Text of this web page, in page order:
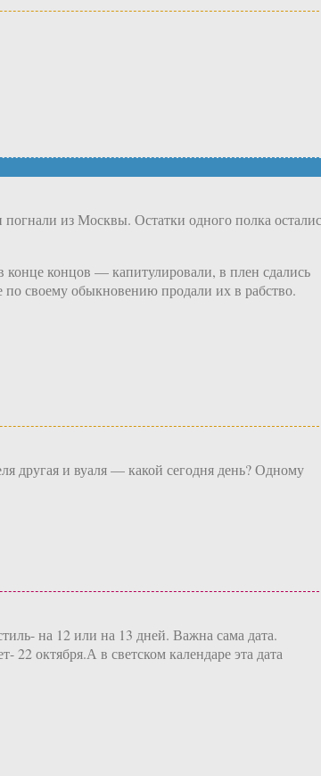
из Москвы. Остатки одного полка
концов — капитулировали, в плен сдались
своему обыкновению продали их в рабство.
другая и вуаля — какой сегодня день? Одному
на 12 или на 13 дней. Важна сама дата.
22 октября.А в светском календаре эта дата